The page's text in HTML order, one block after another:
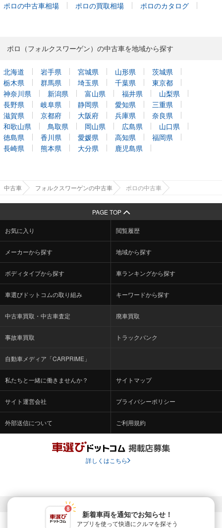
新着車両を通知でお知らせ！
アプリを使って快適にクルマを探そう
ポロの中古車相場 ポロの買取相場 ポロのカタログ
ポロ（フォルクスワーゲン）の中古車を地域から探す
北海道 岩手県 宮城県 山形県
茨城県
栃木県
群馬県 埼玉県 千葉県
東京都
神奈川県
新潟県 富山県 福井県
山梨県
長野県
岐阜県 静岡県 愛知県
三重県
滋賀県
京都府 大阪府 兵庫県
奈良県
和歌山県
鳥取県 岡山県 広島県
山口県
徳島県
香川県 愛媛県 高知県
福岡県
長崎県
熊本県 大分県 鹿児島県
中古車 フォルクスワーゲンの中古車 ポロの中古車
PAGE TOP
お気に入り 閲覧履歴
メーカーから探す 地域から探す
ボディタイプから探す 車ランキングから探す
車選びドットコムの取り組み キーワードから探す
中古車買取・中古車査定 廃車買取
事故車買取 トラックバンク
自動車メディア「CARPRIME」
私たちと一緒に働きませんか？ サイトマップ
サイト運営会社 プライバシーポリシー
外部送信について ご利用規約
詳しくはこちら
© Fabrica Communications Co., LTD.